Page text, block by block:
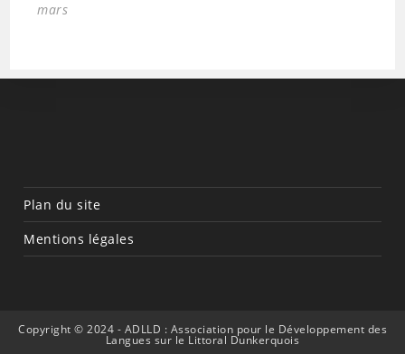
mars
Plan du site
Mentions légales
Copyright © 2024 - ADLLD : Association pour le Développement des
Langues sur le Littoral Dunkerquois